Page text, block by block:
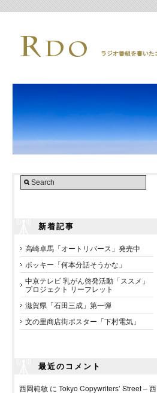
新着記事
高崎卓馬「オートリバース」発売中
ポッキー「何本分話そうかな」
中京テレビ 乳がん啓発活動「ススメ」
プロジェクト リーフレット
滋賀県「石田三成」第一弾
文の里商店街ポスター「下村電気」
最近のコメント
西岡範敏 に Tokyo Copywriters’ Street – 西